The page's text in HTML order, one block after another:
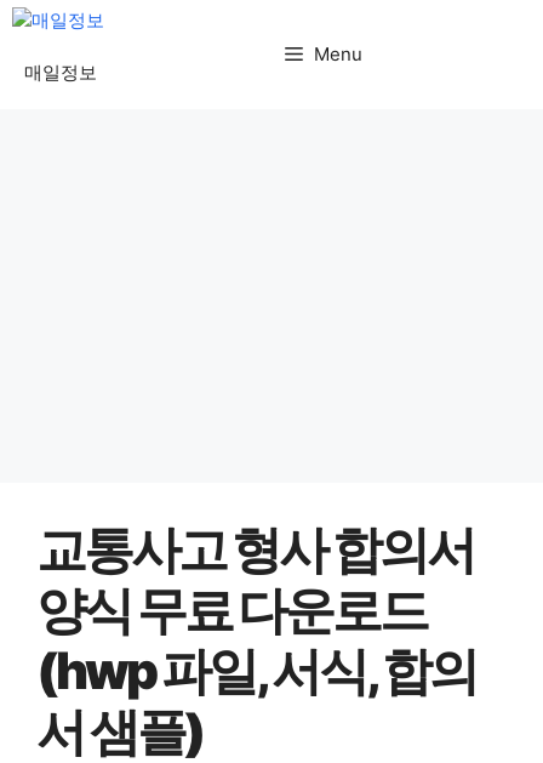
컨
매일정보
Menu
교통사고 형사 합의서
양식 무료 다운로드
(hwp 파일, 서식, 합의
서 샘플)